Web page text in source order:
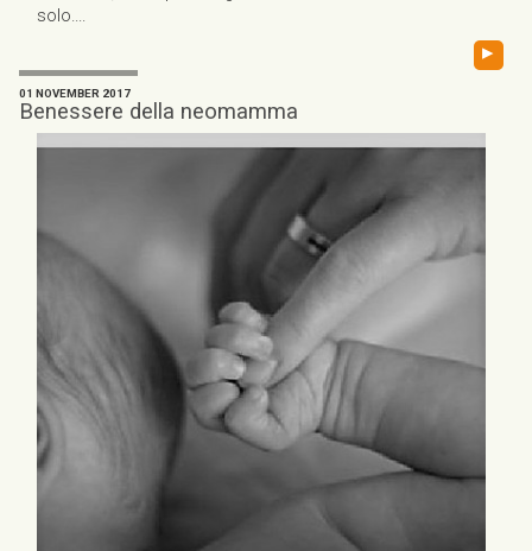
solo....
▸
01 NOVEMBER 2017
Benessere della neomamma